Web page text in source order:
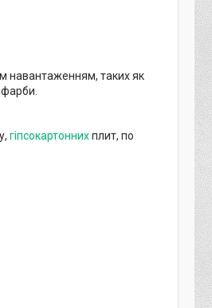
навантаженням, таких як
фарби.
гіпсокартоннихплит, по